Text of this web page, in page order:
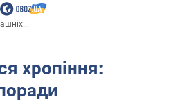
хропіння: